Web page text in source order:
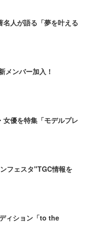
名人が語る「夢を叶える
メンバー加入！
女優を特集「モデルプレ
フェスタ"TGC情報を
ィション「to the